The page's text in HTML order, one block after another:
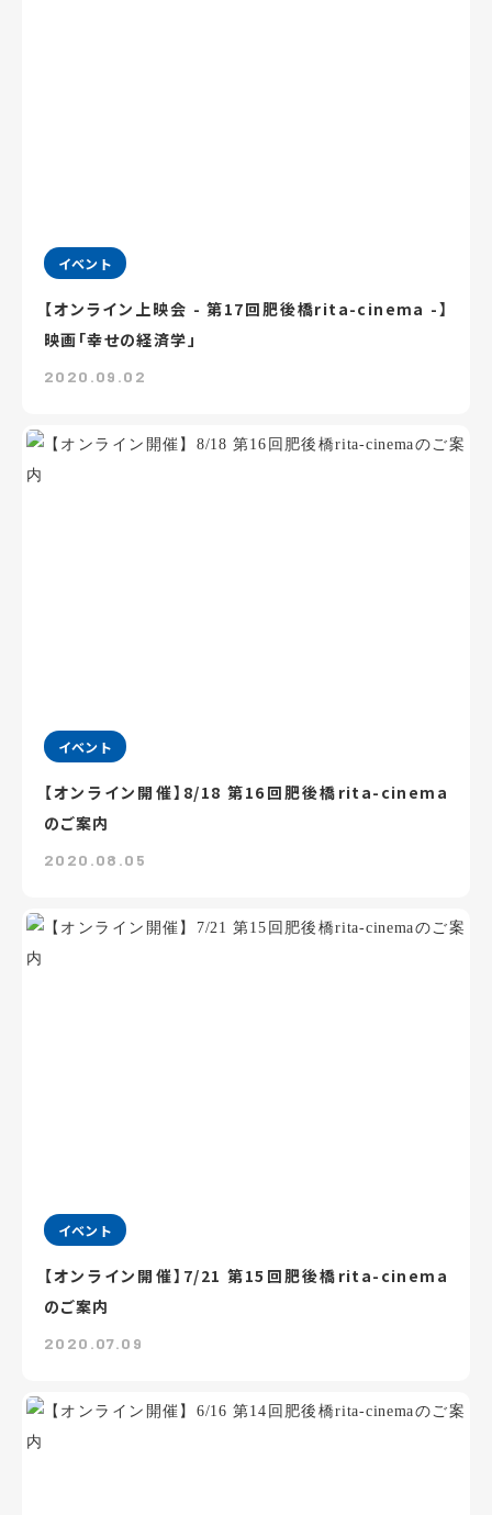
イベント
【オンライン上映会 - 第17回肥後橋rita-cinema -】
映画「幸せの経済学」
2020.09.02
イベント
【オンライン開催】8/18 第16回肥後橋rita-cinema
のご案内
2020.08.05
イベント
【オンライン開催】7/21 第15回肥後橋rita-cinema
のご案内
2020.07.09